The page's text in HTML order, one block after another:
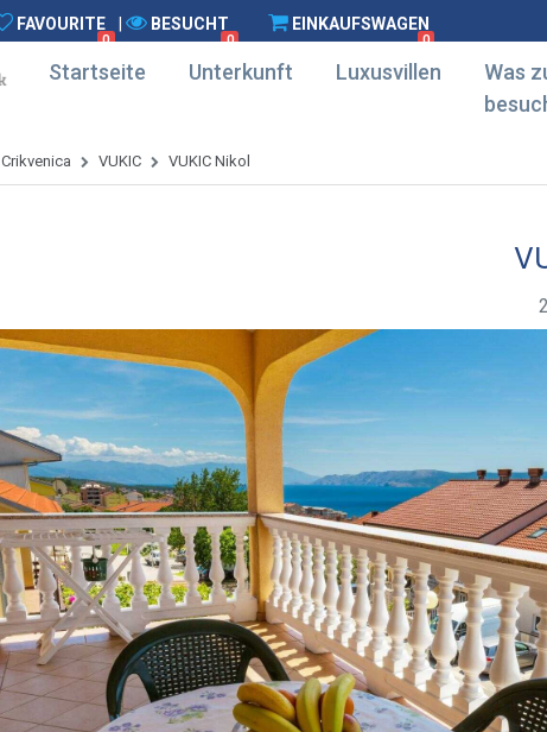
FAVOURITE
0
BESUCHT
0
EINKAUFSWAGEN
0
Startseite Unterkunft Luxusvillen
Was
Crikvenica VUKIC VUKIC Nikol